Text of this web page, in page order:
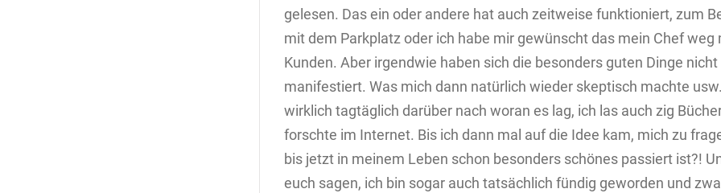
gelesen. Das ein oder andere hat auch zeitweise funktioniert, zum
mit dem Parkplatz oder ich habe mir gewünscht das mein Chef weg
Kunden. Aber irgendwie haben sich die besonders guten Dinge nicht
manifestiert. Was mich dann natürlich wieder skeptisch machte
wirklich tagtäglich darüber nach woran es lag, ich las auch zig
forschte im Internet. Bis ich dann mal auf die Idee kam, mich zu
bis jetzt in meinem Leben schon besonders schönes passiert ist?!
euch sagen, ich bin sogar auch tatsächlich fündig geworden und